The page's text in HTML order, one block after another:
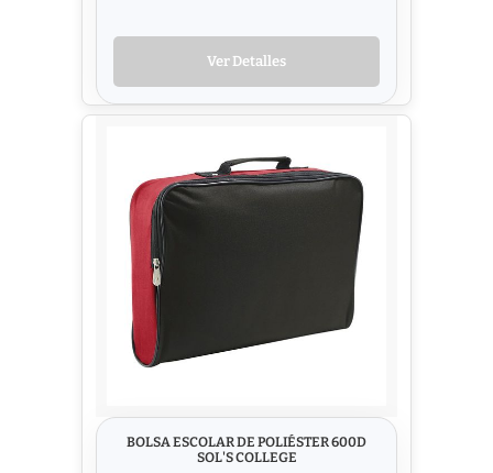
Ver Detalles
BOLSA ESCOLAR DE POLIÉSTER 600D
SOL'S COLLEGE